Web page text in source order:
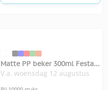
Matte PP beker 300ml Festa
large
V.a. woensdag 12 augustus